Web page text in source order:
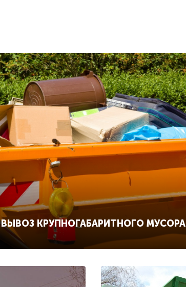
ВЫВОЗ КРУПНОГАБАРИТНОГО МУСОРА